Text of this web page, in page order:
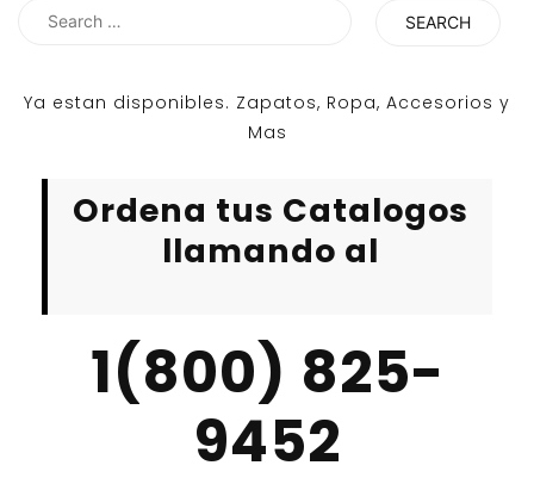
Search
Ya estan disponibles. Zapatos, Ropa, Accesorios y
Mas
Ordena tus Catalogos
llamando al
1(800) 825-
9452